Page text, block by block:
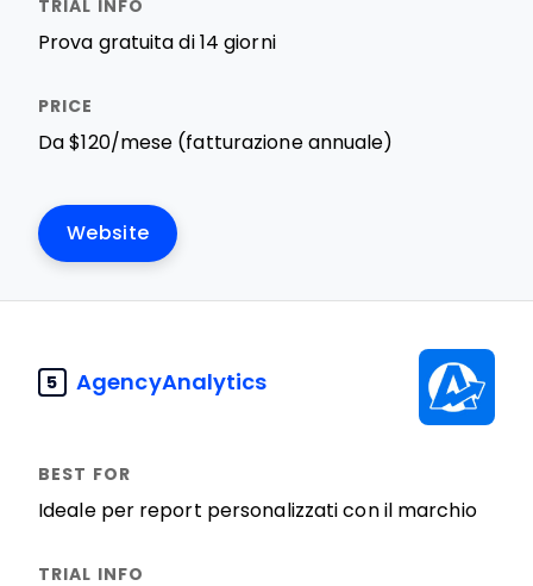
Prova gratuita di 14 giorni
Da $120/mese (fatturazione annuale)
Website
5 AgencyAnalytics
Ideale per report personalizzati con il marchio